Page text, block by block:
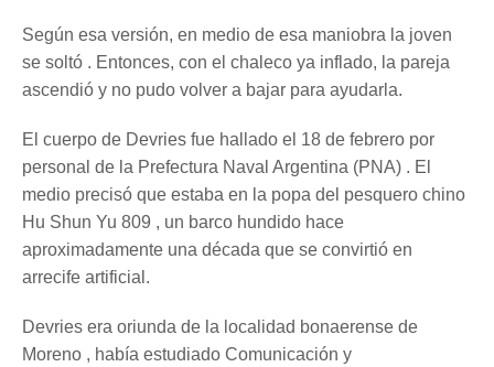
Según esa versión, en medio de esa maniobra la joven
se soltó . Entonces, con el chaleco ya inflado, la pareja
ascendió y no pudo volver a bajar para ayudarla.
El cuerpo de Devries fue hallado el 18 de febrero por
personal de la Prefectura Naval Argentina (PNA) . El
medio precisó que estaba en la popa del pesquero chino
Hu Shun Yu 809 , un barco hundido hace
aproximadamente una década que se convirtió en
arrecife artificial.
Devries era oriunda de la localidad bonaerense de
Moreno , había estudiado Comunicación y